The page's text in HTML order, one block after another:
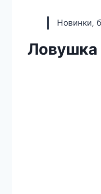
Новинки,
Ловушка